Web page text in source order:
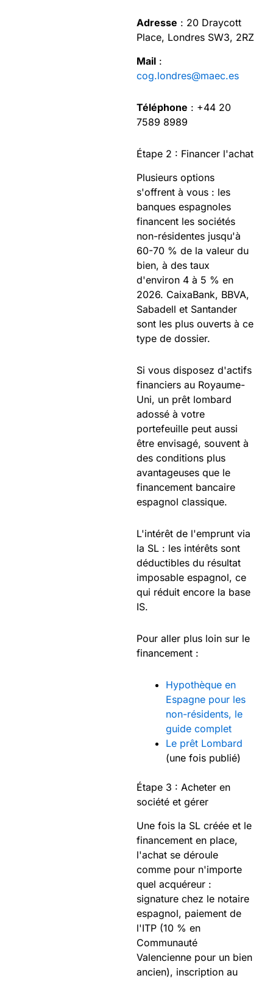
Adresse : 20 Draycott
Place, Londres SW3, 2RZ​​
Mail :
cog.londres@maec.es
Téléphone : +44 20
7589 8989
Étape 2 : Financer l'achat
Plusieurs options
s'offrent à vous : les
banques espagnoles
financent les sociétés
non-résidentes jusqu'à
60-70 % de la valeur du
bien, à des taux
d'environ 4 à 5 % en
2026. CaixaBank, BBVA,
Sabadell et Santander
sont les plus ouverts à ce
type de dossier.
Si vous disposez d'actifs
financiers au Royaume-
Uni, un prêt lombard
adossé à votre
portefeuille peut aussi
être envisagé, souvent à
des conditions plus
avantageuses que le
financement bancaire
espagnol classique.
L'intérêt de l'emprunt via
la SL : les intérêts sont
déductibles du résultat
imposable espagnol, ce
qui réduit encore la base
IS.
Pour aller plus loin sur le
financement :
Hypothèque en
Espagne pour les
non-résidents, le
guide complet
Le prêt Lombard
(une fois publié)
Étape 3 : Acheter en
société et gérer
Une fois la SL créée et le
financement en place,
l'achat se déroule
comme pour n'importe
quel acquéreur :
signature chez le notaire
espagnol, paiement de
l'ITP (10 % en
Communauté
Valencienne pour un bien
ancien), inscription au